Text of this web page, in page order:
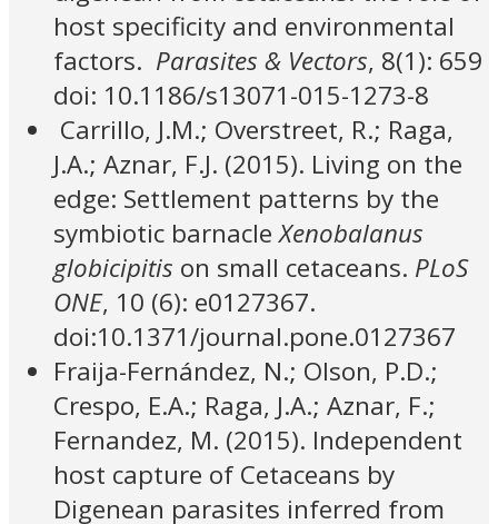
host specificity and environmental
factors. Parasites & Vectors, 8(1): 659
doi: 10.1186/s13071-015-1273-8
Carrillo, J.M.; Overstreet, R.; Raga,
J.A.; Aznar, F.J. (2015). Living on the
edge: Settlement patterns by the
symbiotic barnacleXenobalanus
globicipitis on small cetaceans. PLoS
ONE, 10 (6): e0127367.
doi:10.1371/journal.pone.0127367
Fraija-Fernández, N.; Olson, P.D.;
Crespo, E.A.; Raga, J.A.; Aznar, F.;
Fernandez, M. (2015). Independent
host capture of Cetaceans by
Digenean parasites inferred from